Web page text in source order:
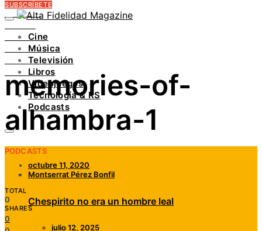
FACEBOOK
INSTAGRAM
PINTEREST
YOUTUBE
LINKEDIN
SUBSCRÍBETE
Cine
Música
Televisión
Libros
Videojuegos
Tecnología & RS
Podcasts
PODCASTS
Chespirito no era un hombre leal
julio 12, 2025
memories-of-
alhambra-1
octubre 11, 2020
Montserrat Pérez Bonfil
TOTAL
0
SHARES
0